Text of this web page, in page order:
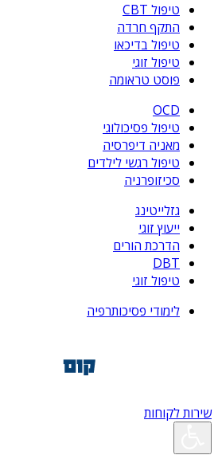
טיפול CBT
התקף חרדה
טיפול בדיכאו
טיפול זוגי
פוסט טראומה
OCD
טיפול פסיכולוגי
מאניה דיפרסיה
טיפול רגשי לילדים
סכיזופרניה
גזלייטינג
ייעוץ זוגי
הדרכת הורים
DBT
טיפול זוגי
לימודי פסיכותרפיה
שירות לקוחות